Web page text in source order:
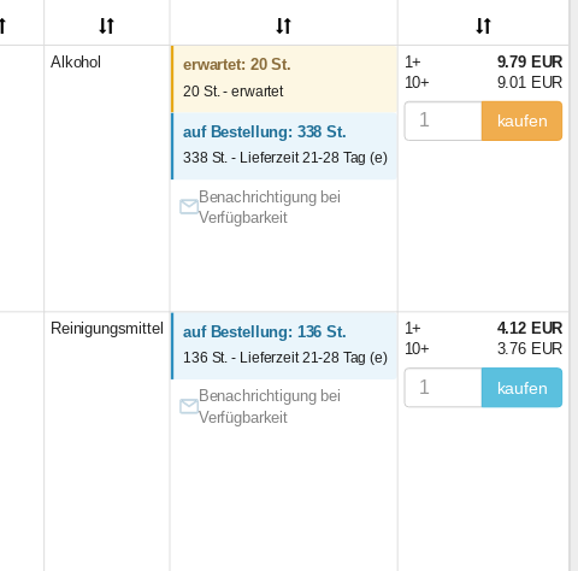
Alkohol erwartet: 20 St.
20 St. - erwartet
auf Bestellung: 338 St.
338 St. - Lieferzeit 21-28 Tag (e)
Benachrichtigung bei
Verfügbarkeit
1+
9.79 EUR
10+
9.01 EUR
kaufen
Reinigungsmittel auf Bestellung: 136 St.
136 St. - Lieferzeit 21-28 Tag (e)
Benachrichtigung bei
Verfügbarkeit
1+
4.12 EUR
10+
3.76 EUR
kaufen